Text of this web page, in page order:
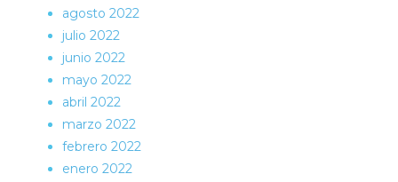
agosto 2022
julio 2022
junio 2022
mayo 2022
abril 2022
marzo 2022
febrero 2022
enero 2022